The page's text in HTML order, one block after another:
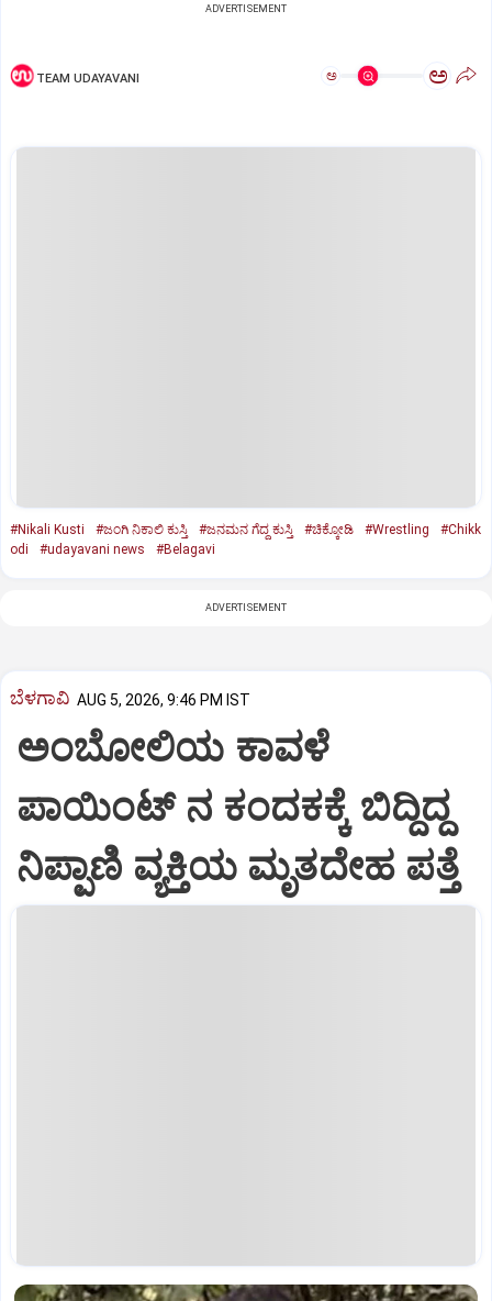
ADVERTISEMENT
TEAM UDAYAVANI ಅ ಅ
#Nikali Kusti #ಜಂಗಿ ನಿಕಾಲಿ ಕುಸ್ತಿ #ಜನಮನ ಗೆದ್ದ ಕುಸ್ತಿ #ಚಿಕ್ಕೋಡಿ #Wrestling
#Chikk
odi
#udayavani news #Belagavi
ADVERTISEMENT
ಬೆಳಗಾವಿ AUG 5, 2026, 9:46 PM IST
ಅಂಬೋಲಿಯ ಕಾವಳೆ‌
ಪಾಯಿಂಟ್ ನ ಕಂದಕಕ್ಕೆ ಬಿದ್ದಿದ್ದ
ನಿಪ್ಪಾಣಿ ವ್ಯಕ್ತಿಯ ಮೃತದೇಹ ಪತ್ತೆ